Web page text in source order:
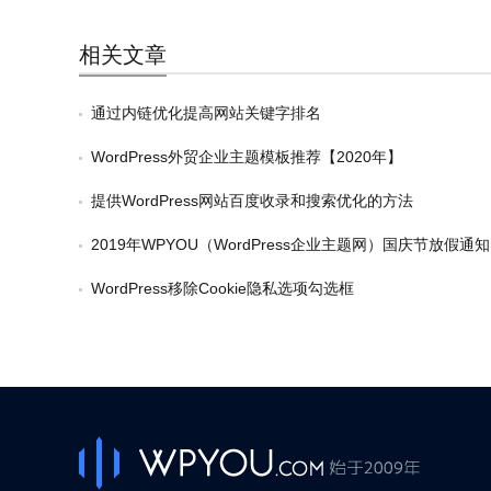
相关文章
通过内链优化提高网站关键字排名
WordPress外贸企业主题模板推荐【2020年】
提供WordPress网站百度收录和搜索优化的方法
2019年WPYOU（WordPress企业主题网）国庆节放假通知
WordPress移除Cookie隐私选项勾选框